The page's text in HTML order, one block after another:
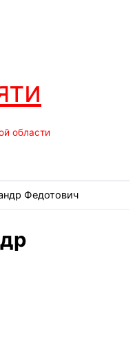
области
Федотович